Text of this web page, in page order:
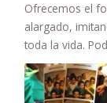
Ofrecemos el
alargado,
toda la vida.